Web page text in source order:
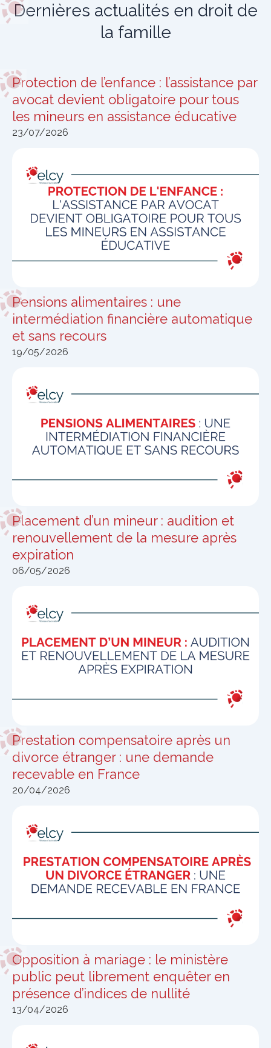
Dernières actualités en droit de
la famille
Protection de l’enfance : l’assistance par
avocat devient obligatoire pour tous
les mineurs en assistance éducative
23/07/2026
Pensions alimentaires : une
intermédiation financière automatique
et sans recours
19/05/2026
Placement d’un mineur : audition et
renouvellement de la mesure après
expiration
06/05/2026
Prestation compensatoire après un
divorce étranger : une demande
recevable en France
20/04/2026
Opposition à mariage : le ministère
public peut librement enquêter en
présence d’indices de nullité
13/04/2026